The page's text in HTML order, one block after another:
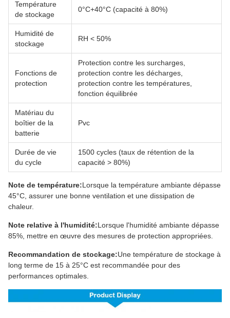
Température
de stockage
0°C+40°C (capacité à 80%)
Humidité de
stockage
RH < 50%
Fonctions de
protection
Protection contre les surcharges,
protection contre les décharges,
protection contre les températures,
fonction équilibrée
Matériau du
boîtier de la
batterie
Pvc
Durée de vie
du cycle
1500 cycles (taux de rétention de la
capacité > 80%)
Note de température:Lorsque la température ambiante dépasse
45°C, assurer une bonne ventilation et une dissipation de
chaleur.
Note relative à l'humidité:Lorsque l'humidité ambiante dépasse
85%, mettre en œuvre des mesures de protection appropriées.
Recommandation de stockage:Une température de stockage à
long terme de 15 à 25°C est recommandée pour des
performances optimales.